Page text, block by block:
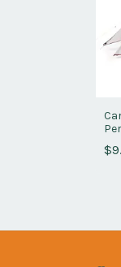
20 D